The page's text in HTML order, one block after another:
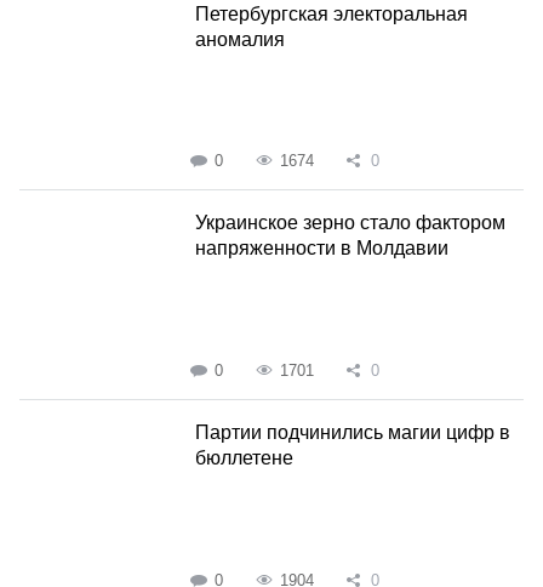
Петербургская электоральная
аномалия
0 1674 0
Украинское зерно стало фактором
напряженности в Молдавии
0 1701 0
Партии подчинились магии цифр в
бюллетене
0 1904 0